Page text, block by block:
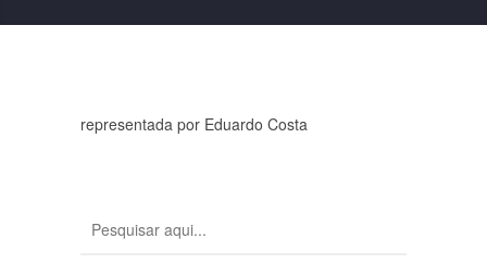
representada por Eduardo Costa